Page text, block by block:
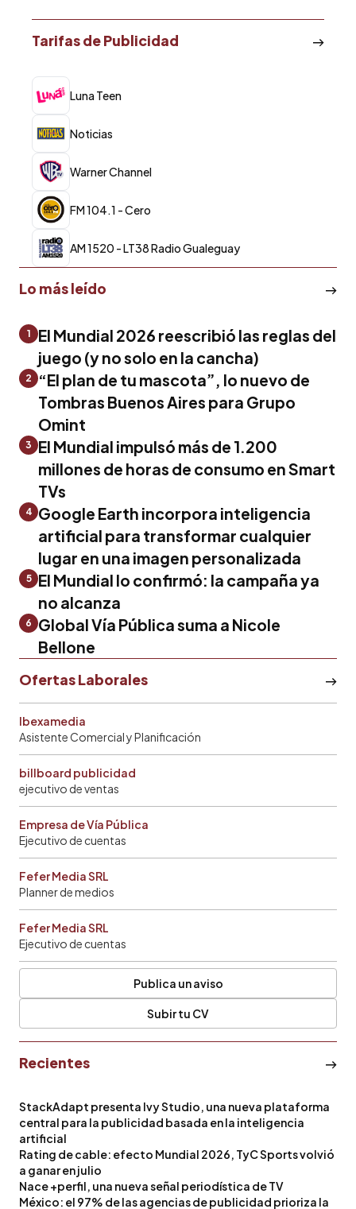
Tarifas de Publicidad
Luna Teen
Noticias
Warner Channel
FM 104.1 - Cero
AM 1520 - LT38 Radio Gualeguay
Lo más leído
1
El Mundial 2026 reescribió las reglas del
juego (y no solo en la cancha)
2
“El plan de tu mascota”, lo nuevo de
Tombras Buenos Aires para Grupo
Omint
3
El Mundial impulsó más de 1.200
millones de horas de consumo en Smart
TVs
4 Google Earth incorpora inteligencia
artificial para transformar cualquier
lugar en una imagen personalizada
5
El Mundial lo confirmó: la campaña ya
no alcanza
6
Global Vía Pública suma a Nicole
Bellone
Ofertas Laborales
Ibexamedia
Asistente Comercial y Planificación
billboard publicidad
ejecutivo de ventas
Empresa de Vía Pública
Ejecutivo de cuentas
Fefer Media SRL
Planner de medios
Fefer Media SRL
Ejecutivo de cuentas
Publica un aviso
Subir tu CV
Recientes
StackAdapt presenta Ivy Studio, una nueva plataforma
central para la publicidad basada en la inteligencia
artificial
Rating de cable: efecto Mundial 2026, TyC Sports volvió
a ganar en julio
Nace +perfil, una nueva señal periodística de TV
México: el 97% de las agencias de publicidad prioriza la